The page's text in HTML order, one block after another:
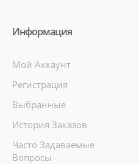
Информация
Мой Аккаунт
Регистрация
Выбранные
История Заказов
Часто Задаваемые
Вопросы